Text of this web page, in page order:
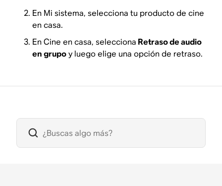
En Mi sistema, selecciona tu producto de cine
en casa.
En Cine en casa, selecciona Retraso de audio
en grupoy luego elige una opción de retraso.